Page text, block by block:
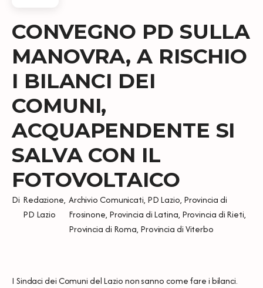
CONVEGNO PD SULLA
MANOVRA, A RISCHIO
I BILANCI DEI
COMUNI,
ACQUAPENDENTE SI
SALVA CON IL
FOTOVOLTAICO
Di Redazione
PD Lazio
, Archivio Comunicati, PD Lazio, Provincia di
Frosinone, Provincia di Latina, Provincia di Rieti,
Provincia di Roma, Provincia di Viterbo
I Sindaci dei Comuni del Lazio non sanno come fare i bilanci.